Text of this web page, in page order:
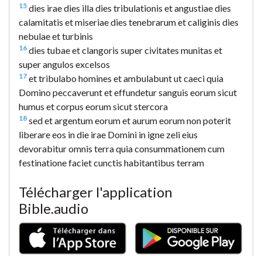
15 dies irae dies illa dies tribulationis et angustiae dies
calamitatis et miseriae dies tenebrarum et caliginis dies
nebulae et turbinis
16 dies tubae et clangoris super civitates munitas et
super angulos excelsos
17 et tribulabo homines et ambulabunt ut caeci quia
Domino peccaverunt et effundetur sanguis eorum sicut
humus et corpus eorum sicut stercora
18 sed et argentum eorum et aurum eorum non poterit
liberare eos in die irae Domini in igne zeli eius
devorabitur omnis terra quia consummationem cum
festinatione faciet cunctis habitantibus terram
Télécharger l'application
Bible.audio